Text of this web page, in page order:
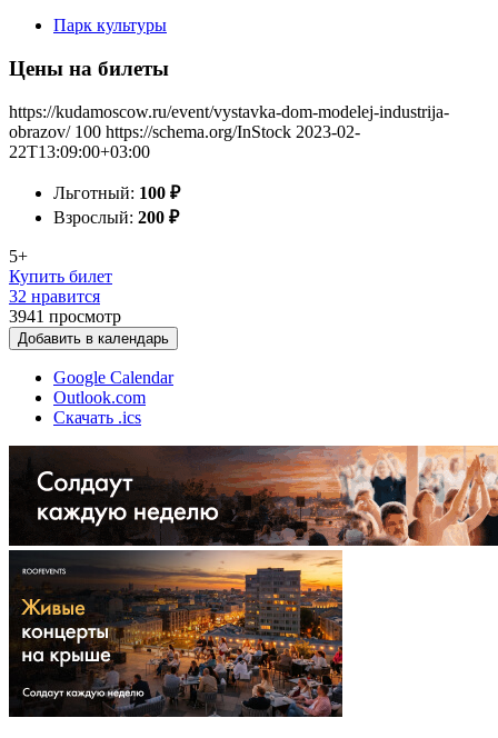
Парк культуры
Цены на билеты
https://kudamoscow.ru/event/vystavka-dom-modelej-industrija-
obrazov/ 100 https://schema.org/InStock 2023-02-
22T13:09:00+03:00
Льготный: 100 ₽
Взрослый: 200 ₽
5+
Купить билет
32 нравится
3941 просмотр
Добавить в календарь
Google Calendar
Outlook.com
Скачать .ics